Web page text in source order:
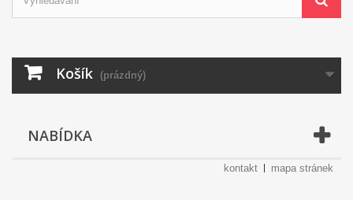
Košík (prázdný)
NABÍDKA
kontakt mapa stránek